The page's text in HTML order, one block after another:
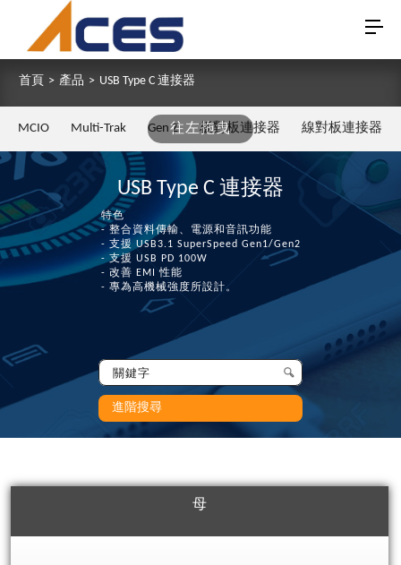
首頁 > 產品 > USB Type C 連接器
往左拖曳
MCIO Multi-Trak Gen Z 板對板連接器 線對板連接器
USB Type C 連接器
特色
- 整合資料傳輸、電源和音訊功能
- 支援 USB3.1 SuperSpeed Gen1/Gen2
- 支援 USB PD 100W
- 改善 EMI 性能
- 專為高機械強度所設計。
進階搜尋
母